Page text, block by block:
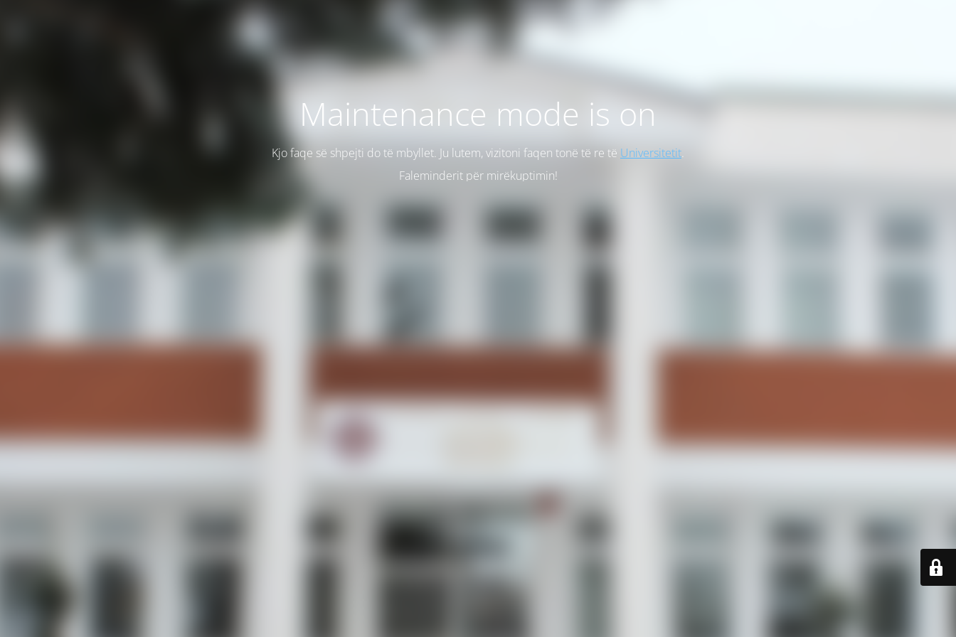
Maintenance mode is on
Kjo faqe së shpejti do të mbyllet. Ju lutem, vizitoni faqen tonë të re të Universitetit.
Faleminderit për mirëkuptimin!